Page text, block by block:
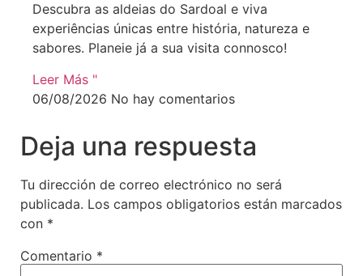
Descubra as aldeias do Sardoal e viva
experiências únicas entre história, natureza e
sabores. Planeie já a sua visita connosco!
Leer Más "
06/08/2026 No hay comentarios
Deja una respuesta
Tu dirección de correo electrónico no será
publicada. Los campos obligatorios están marcados
con *
Comentario *